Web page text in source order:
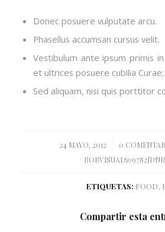
Donec posuere vulputate arcu.
Phasellus accumsan cursus velit.
Vestibulum ante ipsum primis
et ultrices posuere cubilia Curae;
Sed aliquam, nisi quis porttitor
24 MAYO, 2012
/ 0 /
ETIQUETAS: FOOD,
Compartir esta